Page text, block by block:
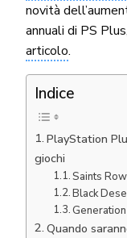
novità
annuali di PS
articolo.
Indice
PlayStation
giochi
Saints
Black
Quando